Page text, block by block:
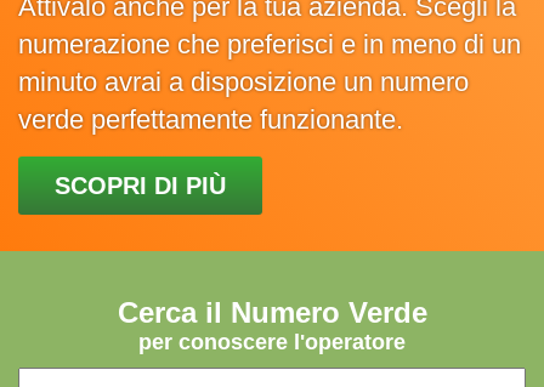
Attivalo anche per la tua azienda. Scegli la
numerazione che preferisci e in meno di un
minuto avrai a disposizione un numero
verde perfettamente funzionante.
SCOPRI DI PIÙ
Cerca il Numero Verde
per conoscere l'operatore